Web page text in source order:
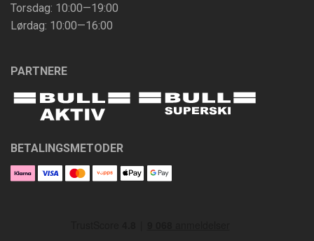
Torsdag: 10:00—19:00
Lørdag: 10:00—16:00
PARTNERE
BETALINGSMETODER